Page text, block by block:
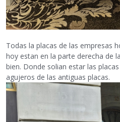
Todas la placas de las empresas
hoy estan en la parte derecha de
bien. Donde solian estar las
agujeros de las antiguas placas.